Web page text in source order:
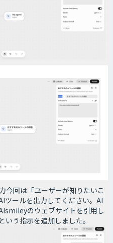
回は「ユーザーが知りたいこ
ツールを出力してください。AI
のウェブサイトを引用し
う指示を追加しました。